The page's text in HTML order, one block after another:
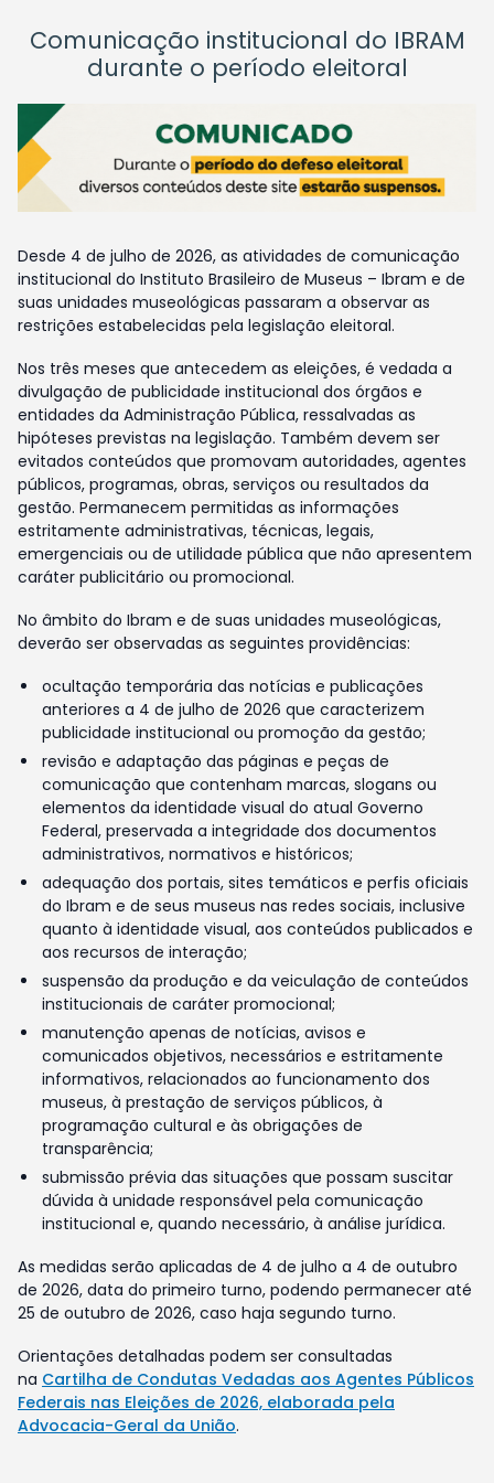
Comunicação institucional do IBRAM
durante o período eleitoral
Desde 4 de julho de 2026, as atividades de comunicação
institucional do Instituto Brasileiro de Museus – Ibram e de
suas unidades museológicas passaram a observar as
restrições estabelecidas pela legislação eleitoral.
Nos três meses que antecedem as eleições, é vedada a
divulgação de publicidade institucional dos órgãos e
entidades da Administração Pública, ressalvadas as
hipóteses previstas na legislação. Também devem ser
evitados conteúdos que promovam autoridades, agentes
públicos, programas, obras, serviços ou resultados da
gestão. Permanecem permitidas as informações
estritamente administrativas, técnicas, legais,
emergenciais ou de utilidade pública que não apresentem
caráter publicitário ou promocional.
No âmbito do Ibram e de suas unidades museológicas,
deverão ser observadas as seguintes providências:
ocultação temporária das notícias e publicações
anteriores a 4 de julho de 2026 que caracterizem
publicidade institucional ou promoção da gestão;
revisão e adaptação das páginas e peças de
comunicação que contenham marcas, slogans ou
elementos da identidade visual do atual Governo
Federal, preservada a integridade dos documentos
administrativos, normativos e históricos;
adequação dos portais, sites temáticos e perfis oficiais
do Ibram e de seus museus nas redes sociais, inclusive
quanto à identidade visual, aos conteúdos publicados e
aos recursos de interação;
suspensão da produção e da veiculação de conteúdos
institucionais de caráter promocional;
manutenção apenas de notícias, avisos e
comunicados objetivos, necessários e estritamente
informativos, relacionados ao funcionamento dos
museus, à prestação de serviços públicos, à
programação cultural e às obrigações de
transparência;
submissão prévia das situações que possam suscitar
dúvida à unidade responsável pela comunicação
institucional e, quando necessário, à análise jurídica.
As medidas serão aplicadas de 4 de julho a 4 de outubro
de 2026, data do primeiro turno, podendo permanecer até
25 de outubro de 2026, caso haja segundo turno.
Orientações detalhadas podem ser consultadas
na Cartilha de Condutas Vedadas aos Agentes Públicos
Federais nas Eleições de 2026, elaborada pela
Advocacia-Geral da União.